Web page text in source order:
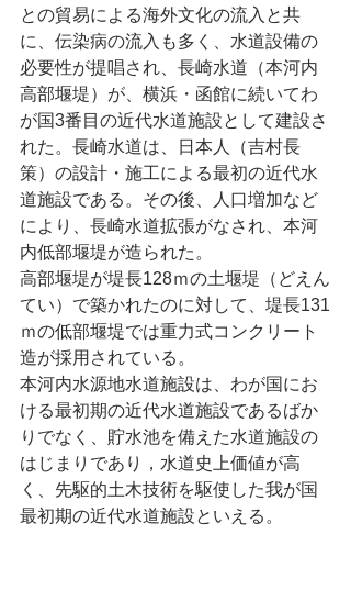
との貿易による海外文化の流入と共
に、伝染病の流入も多く、水道設備の
必要性が提唱され、長崎水道（本河内
高部堰堤）が、横浜・函館に続いてわ
が国3番目の近代水道施設として建設さ
れた。長崎水道は、日本人（吉村長
策）の設計・施工による最初の近代水
道施設である。その後、人口増加など
により、長崎水道拡張がなされ、本河
内低部堰堤が造られた。
高部堰堤が堤長128ｍの土堰堤（どえん
てい）で築かれたのに対して、堤長131
ｍの低部堰堤では重力式コンクリート
造が採用されている。
本河内水源地水道施設は、わが国にお
ける最初期の近代水道施設であるばか
りでなく、貯水池を備えた水道施設の
はじまりであり，水道史上価値が高
く、先駆的土木技術を駆使した我が国
最初期の近代水道施設といえる。